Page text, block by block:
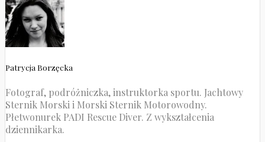
Patrycja Borzęcka
Fotograf, podróżniczka, instruktorka sportu. Jachtowy
Sternik Morski i Morski Sternik Motorowodny.
Płetwonurek PADI Rescue Diver. Z wykształcenia
dziennikarka.